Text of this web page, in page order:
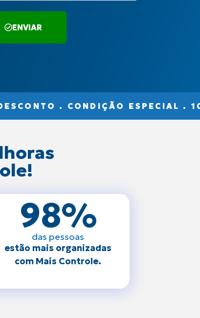
ENVIAR
. CONDIÇÃO ESPECIAL .
98%
das pessoas
estão mais organizadas
com Mais Controle.